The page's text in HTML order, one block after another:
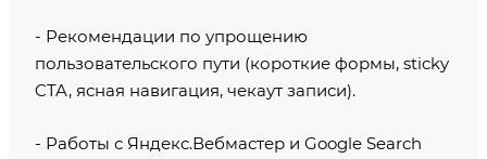
- Рекомендации по упрощению
пользовательского пути (короткие формы, sticky
CTA, ясная навигация, чекаут записи).
- Работы с Яндекс.Вебмастер и Google Search